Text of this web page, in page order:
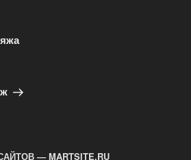
— MARTSITE.RU